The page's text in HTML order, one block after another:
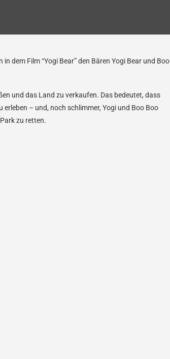
dem Film “Yogi Bear” den Bären Yogi Bear und Boo
und das Land zu verkaufen. Das bedeutet, dass
– und, noch schlimmer, Yogi und Boo Boo
zu retten.